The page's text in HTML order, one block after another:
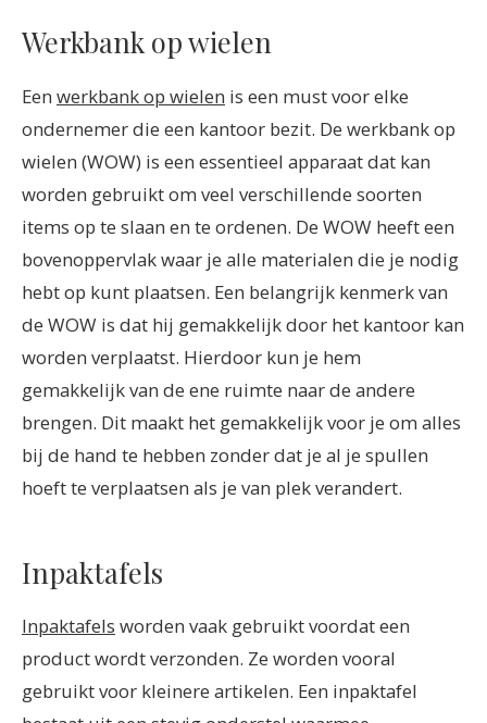
Werkbank op wielen
Een werkbank op wielen is een must voor elke
ondernemer die een kantoor bezit. De werkbank op
wielen (WOW) is een essentieel apparaat dat kan
worden gebruikt om veel verschillende soorten
items op te slaan en te ordenen. De WOW heeft een
bovenoppervlak waar je alle materialen die je nodig
hebt op kunt plaatsen. Een belangrijk kenmerk van
de WOW is dat hij gemakkelijk door het kantoor kan
worden verplaatst. Hierdoor kun je hem
gemakkelijk van de ene ruimte naar de andere
brengen. Dit maakt het gemakkelijk voor je om alles
bij de hand te hebben zonder dat je al je spullen
hoeft te verplaatsen als je van plek verandert.
Inpaktafels
Inpaktafels worden vaak gebruikt voordat een
product wordt verzonden. Ze worden vooral
gebruikt voor kleinere artikelen. Een inpaktafel